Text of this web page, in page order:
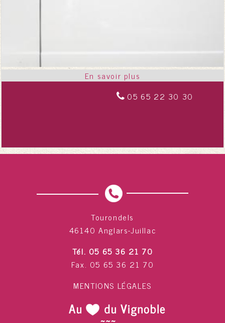
05 65 22 30 30
Tourondels
46140 Anglars-Juillac
Tél. 05 65 36 21 70
Fax. 05 65 36 21 70
MENTIONS LÉGALES